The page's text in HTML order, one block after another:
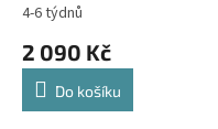
4-6 týdnů
2 090 Kč
Do košíku